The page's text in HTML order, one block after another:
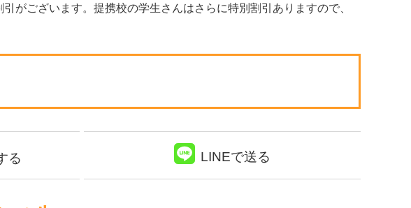
ございます。提携校の学生さんはさらに特別割引ありますので、
る LINEで送る